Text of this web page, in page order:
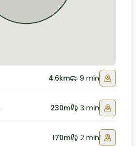
4.6km 9 min
230m 3 min
170m 2 min